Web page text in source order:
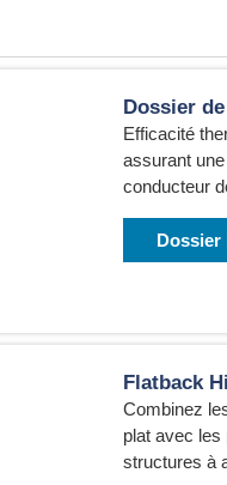
Dossier
Efficacité
assurant
conducteur
Dossier
Flatback
Combinez
plat avec
structures à